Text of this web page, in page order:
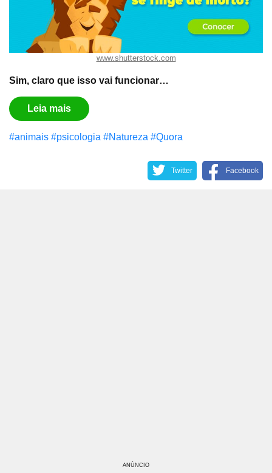
www.shutterstock.com
Sim, claro que isso vai funcionar…
Leia mais
#animais #psicologia #Natureza #Quora
Twitter Facebook
ANÚNCIO